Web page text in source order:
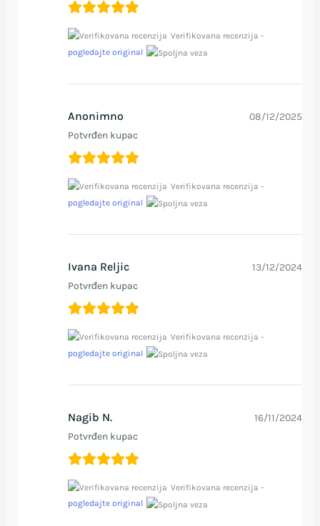
Verifikovana recenzija -
pogledajte original
Anonimno
Potvrđen kupac
08/12/2025
Verifikovana recenzija -
pogledajte original
Ivana Reljic
Potvrđen kupac
13/12/2024
Verifikovana recenzija -
pogledajte original
Nagib N.
Potvrđen kupac
16/11/2024
Verifikovana recenzija -
pogledajte original